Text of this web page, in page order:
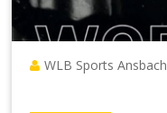
WLB Sports Ansbach